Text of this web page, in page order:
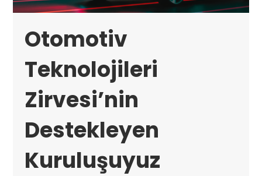
Otomotiv
Teknolojileri
Zirvesi’nin
Destekleyen
Kuruluşuyuz